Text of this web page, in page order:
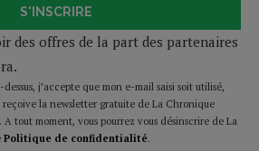
S'INSCRIRE
des offres de la part des partenaires
j’accepte que mon e-mail saisi soit utilisé,
la newsletter gratuite de La Chronique
tout moment, vous pourrez vous désinscrire de La
Politique de confidentialité.